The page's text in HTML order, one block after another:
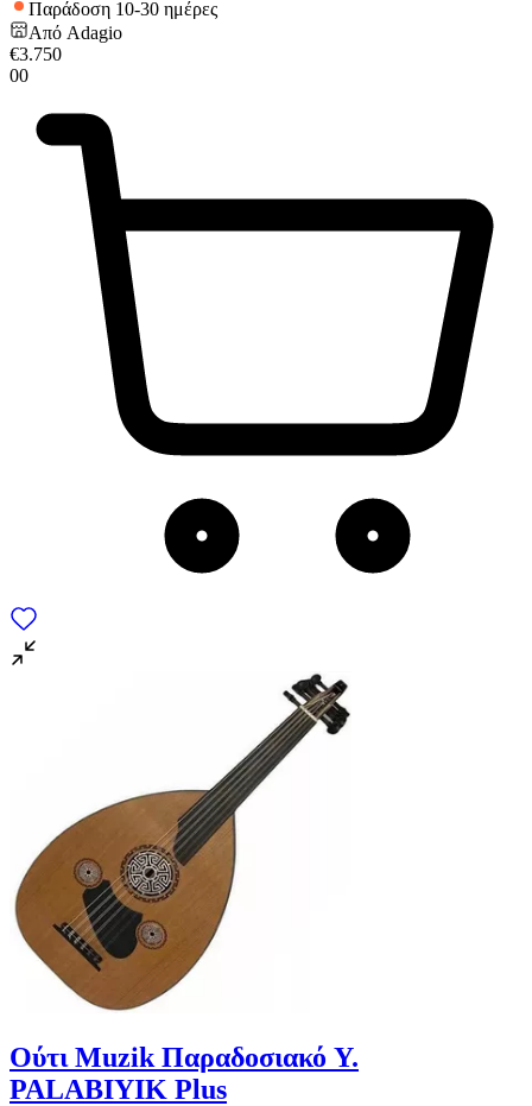
Παράδοση 10-30 ημέρες
Από Adagio
€3.750
00
Ούτι Muzik Παραδοσιακό Y.
PALABIYIK Plus